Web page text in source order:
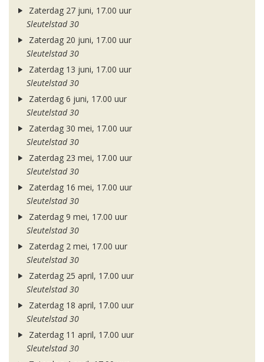
Zaterdag 27 juni, 17.00 uur
Sleutelstad 30
Zaterdag 20 juni, 17.00 uur
Sleutelstad 30
Zaterdag 13 juni, 17.00 uur
Sleutelstad 30
Zaterdag 6 juni, 17.00 uur
Sleutelstad 30
Zaterdag 30 mei, 17.00 uur
Sleutelstad 30
Zaterdag 23 mei, 17.00 uur
Sleutelstad 30
Zaterdag 16 mei, 17.00 uur
Sleutelstad 30
Zaterdag 9 mei, 17.00 uur
Sleutelstad 30
Zaterdag 2 mei, 17.00 uur
Sleutelstad 30
Zaterdag 25 april, 17.00 uur
Sleutelstad 30
Zaterdag 18 april, 17.00 uur
Sleutelstad 30
Zaterdag 11 april, 17.00 uur
Sleutelstad 30